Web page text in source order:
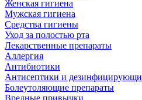
Женская гигиена
Мужская гигиена
Средства гигиены
Уход за полостью рта
Лекарственные препараты
Аллергия
Антибиотики
Антисептики и
Болеутоляющие препараты
Вредные привычки